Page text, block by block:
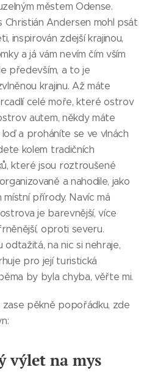
městem Odense.
Andersen mohl psát
inspirován zdejší krajinou,
a já vám nevím čím vším
především, a to je
krajinu. Až máte
celé moře, které ostrov
autem, někdy máte
a proháníte se ve vlnách
kolem tradičních
které jsou roztroušené
a nahodile, jako
přírody. Navíc má
je barevnější, více
oproti severu.
na nic si nehraje,
pro její turistická
by byla chyba, věřte mi.
pěkně popořádku, zde
výlet na mys